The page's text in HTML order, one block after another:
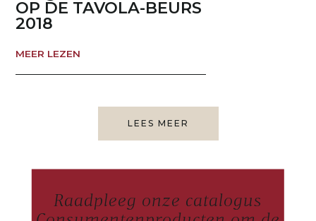
OP DE TAVOLA-BEURS
2018
MEER LEZEN
LEES MEER
Raadpleeg onze catalogus